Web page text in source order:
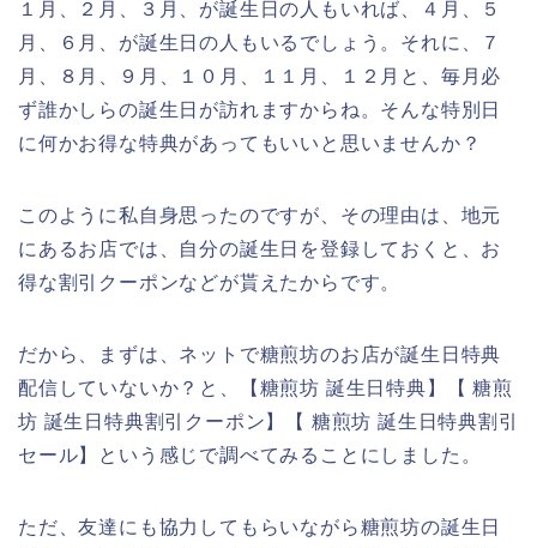
１月、２月、３月、が誕生日の人もいれば、４月、５
月、６月、が誕生日の人もいるでしょう。それに、７
月、８月、９月、１０月、１１月、１２月と、毎月必
ず誰かしらの誕生日が訪れますからね。そんな特別日
に何かお得な特典があってもいいと思いませんか？
このように私自身思ったのですが、その理由は、地元
にあるお店では、自分の誕生日を登録しておくと、お
得な割引クーポンなどが貰えたからです。
だから、まずは、ネットで糖煎坊のお店が誕生日特典
配信していないか？と、【糖煎坊 誕生日特典】【 糖煎
坊 誕生日特典割引クーポン】【 糖煎坊 誕生日特典割引
セール】という感じで調べてみることにしました。
ただ、友達にも協力してもらいながら糖煎坊の誕生日